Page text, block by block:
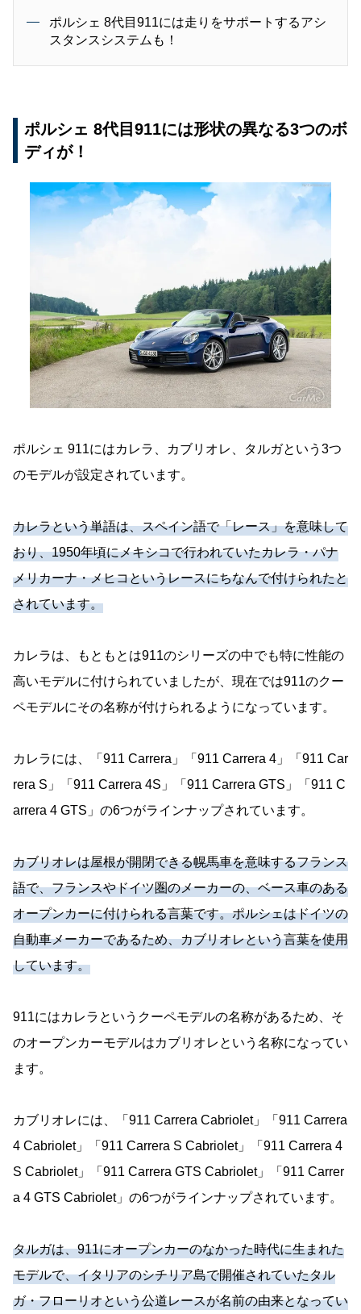
ポルシェ 8代目911には走りをサポートするアシ
スタンスシステムも！
ポルシェ 8代目911には形状の異なる3つのボ
ディが！
ポルシェ 911にはカレラ、カブリオレ、タルガという3つ
のモデルが設定されています。
カレラという単語は、スペイン語で「レース」を意味して
おり、1950年頃にメキシコで行われていたカレラ・パナ
メリカーナ・メヒコというレースにちなんで付けられたと
されています。
カレラは、もともとは911のシリーズの中でも特に性能の
高いモデルに付けられていましたが、現在では911のクー
ペモデルにその名称が付けられるようになっています。
カレラには、「911 Carrera」「911 Carrera 4」「911 Car
rera S」「911 Carrera 4S」「911 Carrera GTS」「911 C
arrera 4 GTS」の6つがラインナップされています。
カブリオレは屋根が開閉できる幌馬車を意味するフランス
語で、フランスやドイツ圏のメーカーの、ベース車のある
オープンカーに付けられる言葉です。ポルシェはドイツの
自動車メーカーであるため、カブリオレという言葉を使用
しています。
911にはカレラというクーペモデルの名称があるため、そ
のオープンカーモデルはカブリオレという名称になってい
ます。
カブリオレには、「911 Carrera Cabriolet」「911 Carrera
4 Cabriolet」「911 Carrera S Cabriolet」「911 Carrera 4
S Cabriolet」「911 Carrera GTS Cabriolet」「911 Carrer
a 4 GTS Cabriolet」の6つがラインナップされています。
タルガは、911にオープンカーのなかった時代に生まれた
モデルで、イタリアのシチリア島で開催されていたタル
ガ・フローリオという公道レースが名前の由来となってい